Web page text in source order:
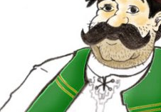
вкус